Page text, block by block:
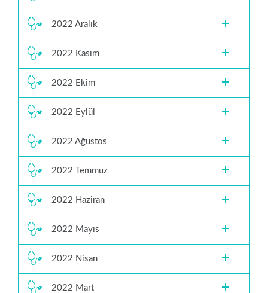
2022 Aralık
2022 Kasım
2022 Ekim
2022 Eylül
2022 Ağustos
2022 Temmuz
2022 Haziran
2022 Mayıs
2022 Nisan
2022 Mart